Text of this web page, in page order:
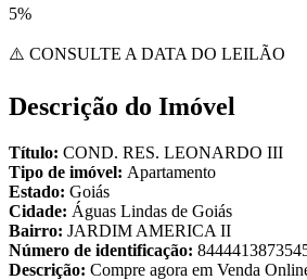
5%
⚠️ CONSULTE A DATA DO LEILÃO
Descrição do Imóvel
Título: COND. RES. LEONARDO III
Tipo de imóvel: Apartamento
Estado: Goiás
Cidade: Águas Lindas de Goiás
Bairro: JARDIM AMERICA II
Número de identificação:
Descrição: Compre agora em Venda